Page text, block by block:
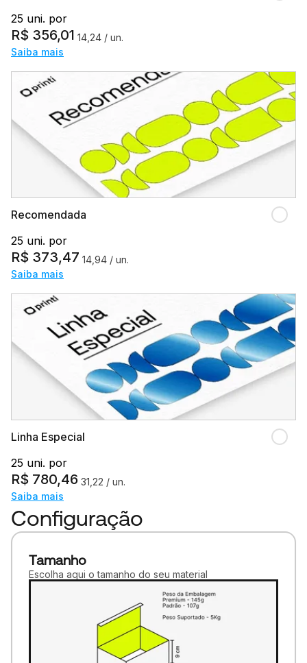
25 uni. por
R$ 356,01 14,24 / un.
Saiba mais
Recomendada
25 uni. por
R$ 373,47 14,94 / un.
Saiba mais
Linha Especial
25 uni. por
R$ 780,46 31,22 / un.
Saiba mais
Configuração
Tamanho
Escolha aqui o tamanho do seu material